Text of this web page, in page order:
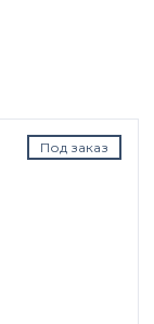
Под заказ